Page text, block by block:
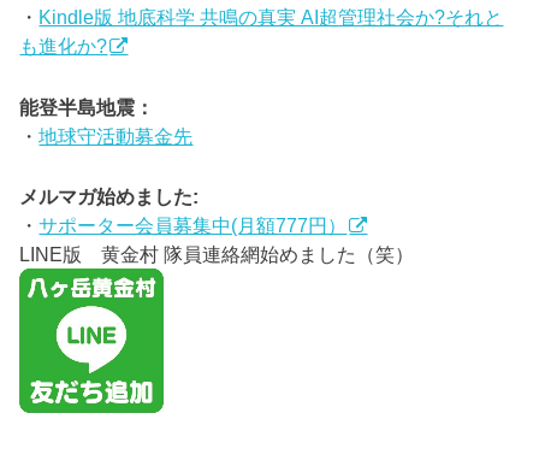
・ Kindle版 地底科学 共鳴の真実 AI超管理社会か?それと
も進化か?
能登半島地震：
・地球守活動募金先
メルマガ始めました:
・サポーター会員募集中(月額777円）
LINE版 黄金村 隊員連絡網始めました（笑）